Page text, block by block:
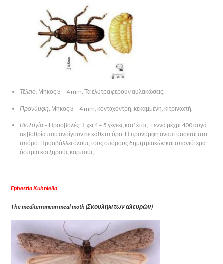
Τέλειο: Μήκος 3 – 4 mm. Τα έλυτρα φέρουν αυλακώσεις.
Προνύμφη: Μήκος 3 – 4 mm, κοντόχοντρη, κεκαμμένη, κιτρινωπή.
Βιολογία – Προσβολές: Έχει 4 – 5 γενεές κατ’ έτος. Γεννά μέχρι 400 αυγά
σε βοθρία που ανοίγουν σε κάθε σπόρο. Η προνύμφη αναπτύσσεται στο
σπόρο. Προσβάλλει όλους τους σπόρους δημητριακών και σπανιότερα
όσπρια και ξηρούς καρπούς.
Ephestia Kuhniella
The mediterranean meal moth (Σκουλήκι των αλευρών)